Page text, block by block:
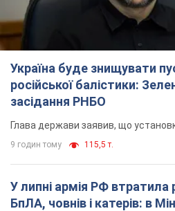
Україна буде знищувати
російської балістики:
засідання РНБО
Глава держави заявив, що
9 годин тому 115,5 т.
У липні армія РФ втратила
БпЛА, човнів і катерів: в